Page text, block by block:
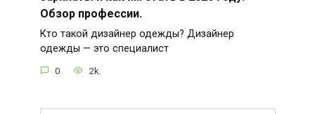
Обзор профессии.
Кто такой дизайнер одежды? Дизайнер
одежды — это специалист
0 2k.